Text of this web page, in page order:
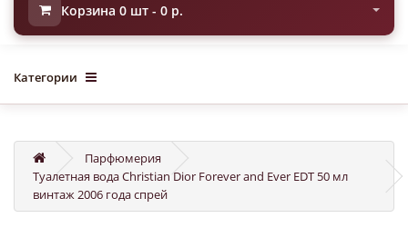
Корзина 0 шт - 0 р.
Категории
Парфюмерия
Туалетная вода Christian Dior Forever and Ever EDT 50 мл
винтаж 2006 года спрей